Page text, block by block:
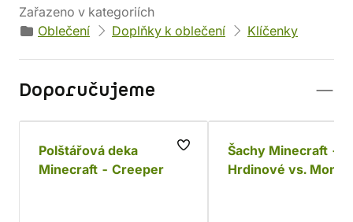
Zařazeno v kategoriích
Oblečení
Doplňky k oblečení Klíčenky
Doporučujeme
Polštářová deka
Minecraft - Creeper
Šachy Minecraft -
Hrdinové vs.